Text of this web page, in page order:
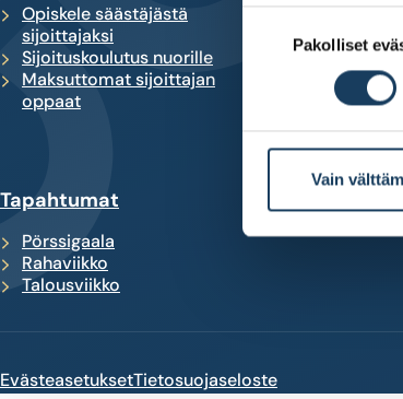
Pakolliset
Vain
Opiskele säästäjästä
sijoittajaksi
Sijoituskoulutus nuorille
Maksuttomat sijoittajan
oppaat
Korkoa
Tee oma
Työkalu
vertailuun
Tapahtumat
Pörssigaala
Rahaviikko
Talousviikko
EvästeasetuksetTietosuojaseloste